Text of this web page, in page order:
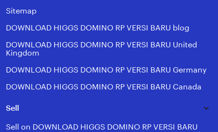
Sitemap
DOWNLOAD HIGGS DOMINO RP VERSI BARU blog
DOWNLOAD HIGGS DOMINO RP VERSI BARU United
Kingdom
DOWNLOAD HIGGS DOMINO RP VERSI BARU Germany
DOWNLOAD HIGGS DOMINO RP VERSI BARU Canada
Sell
Sell on DOWNLOAD HIGGS DOMINO RP VERSI BARU